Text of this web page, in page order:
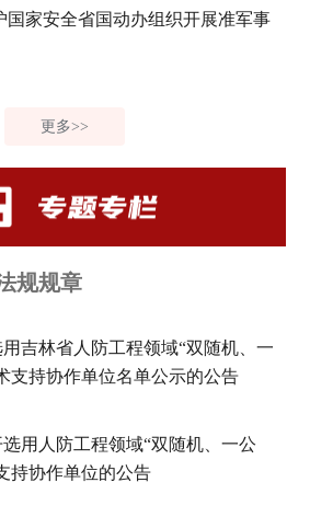
国家安全省国动办组织开展准军事
更多>>
规规章
吉林省人防工程领域“双随机、一
支持协作单位名单公示的公告
用人防工程领域“双随机、一公
持协作单位的公告